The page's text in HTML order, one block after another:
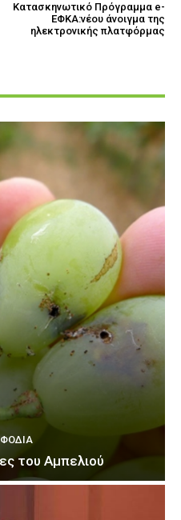
Κατασκηνωτικό Πρόγραμμα e-
ΕΦΚΑ:νέου άνοιγμα της
ηλεκτρονικής πλατφόρμας
του Αμπελιού